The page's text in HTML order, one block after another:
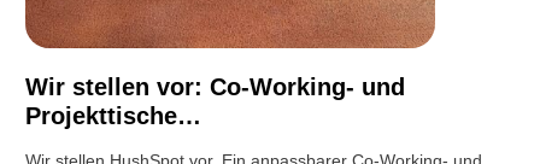
Wir stellen vor: Co-Working- und
Projekttische…